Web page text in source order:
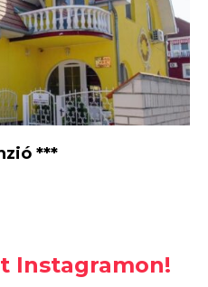
***
Instagramon!